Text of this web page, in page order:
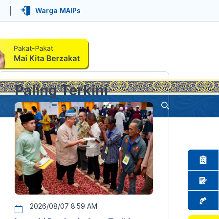
Warga MAIPs
Paling Terkini
2026/08/07 8:59 AM